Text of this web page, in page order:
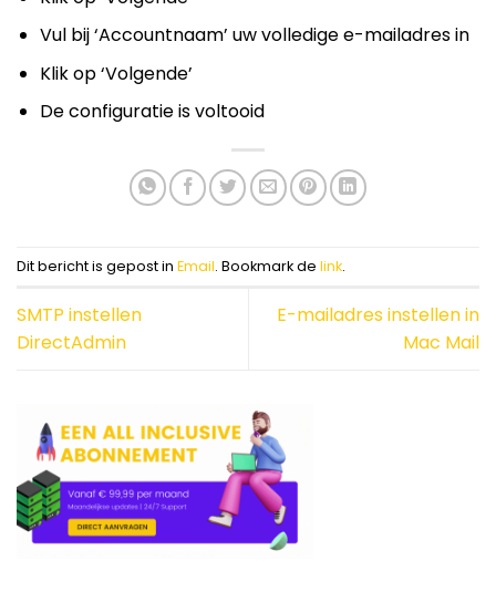
Vul bij ‘Accountnaam’ uw volledige e-mailadres in
Klik op ‘Volgende’
De configuratie is voltooid
Dit bericht is gepost in Email. Bookmark de link.
SMTP instellen
DirectAdmin
E-mailadres instellen in
Mac Mail